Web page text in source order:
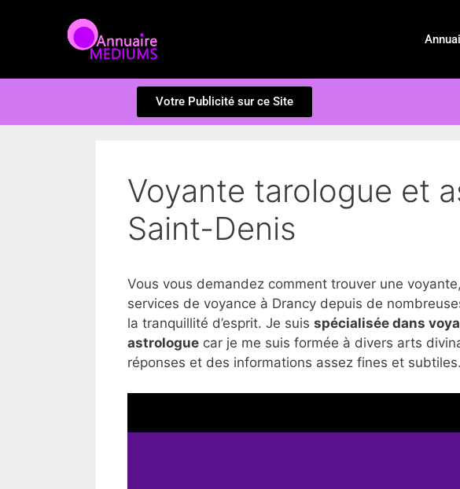
Votre Publicité sur ce Site
Voyante tarologue et
Saint-Denis
Vous vous demandez comment trouver une
services de voyance à Drancy depuis de
la tranquillité d’esprit. Je suis spécialisée dans
astrologue car je me suis formée à divers arts
réponses et des informations assez fines et subtiles.